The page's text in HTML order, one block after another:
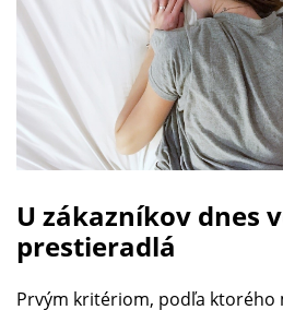
U zákazníkov dnes
prestieradlá
Prvým kritériom, podľa ktorého